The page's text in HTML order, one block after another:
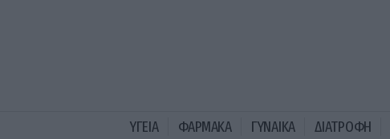
ΥΓΕΙΑ ΦΑΡΜΑΚΑ ΓΥΝΑΙΚΑ ΔΙΑΤΡΟΦΗ